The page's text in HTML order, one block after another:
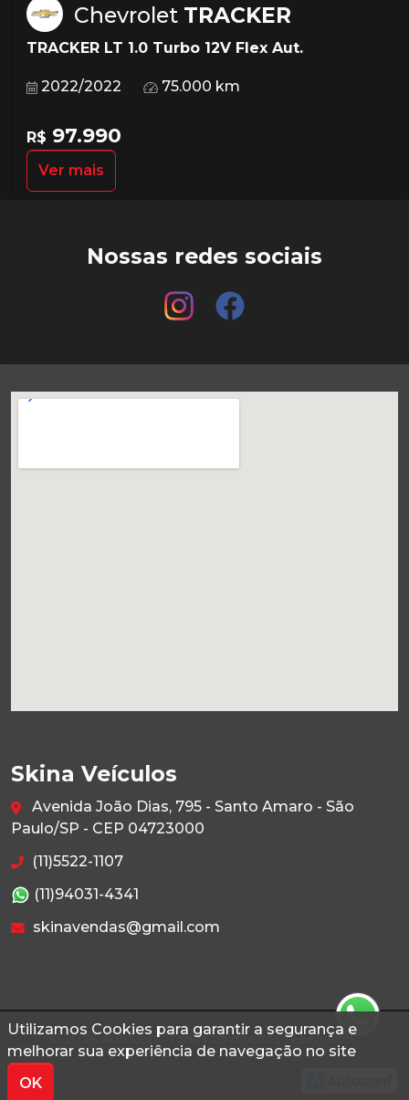
Utilizamos Cookies para garantir a segurança e
melhorar sua experiência de navegação no site
OK
Chevrolet TRACKER
TRACKER LT 1.0 Turbo 12V Flex Aut.
2022/2022 75.000 km
R$ 97.990
Ver mais
Nossas redes sociais
Skina Veículos
Avenida João Dias, 795 - Santo Amaro - São
Paulo/SP - CEP 04723000
(11)5522-1107
(11)94031-4341
skinavendas@gmail.com
© 2026 Autoconf. Todos os direitos reservados.
Termos